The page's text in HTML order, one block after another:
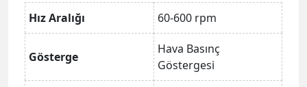
Hız Aralığı 60-600 rpm
Gösterge
Hava Basınç
Göstergesi